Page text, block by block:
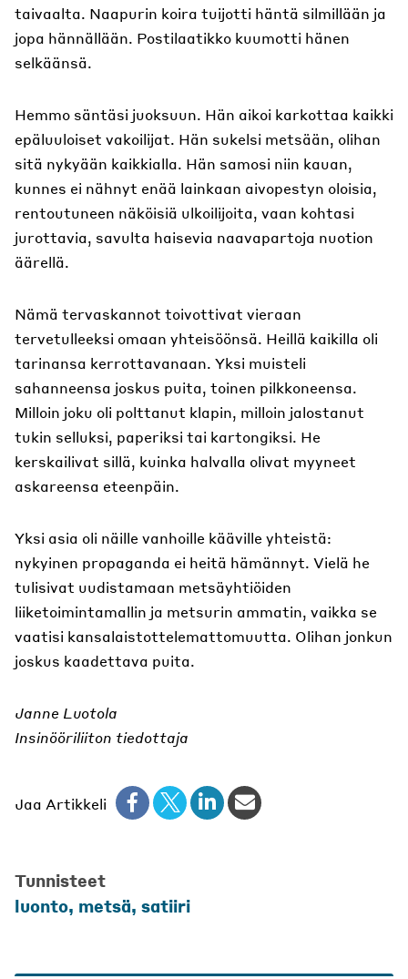
taivaalta. Naapurin koira tuijotti häntä silmillään ja
jopa hännällään. Postilaatikko kuumotti hänen
selkäänsä.
Hemmo säntäsi juoksuun. Hän aikoi karkottaa kaikki
epäluuloiset vakoilijat. Hän sukelsi metsään, olihan
sitä nykyään kaikkialla. Hän samosi niin kauan,
kunnes ei nähnyt enää lainkaan aivopestyn oloisia,
rentoutuneen näköisiä ulkoilijoita, vaan kohtasi
jurottavia, savulta haisevia naavapartoja nuotion
äärellä.
Nämä tervaskannot toivottivat vieraan
tervetulleeksi omaan yhteisöönsä. Heillä kaikilla oli
tarinansa kerrottavanaan. Yksi muisteli
sahanneensa joskus puita, toinen pilkkoneensa.
Milloin joku oli polttanut klapin, milloin jalostanut
tukin selluksi, paperiksi tai kartongiksi. He
kerskailivat sillä, kuinka halvalla olivat myyneet
askareensa eteenpäin.
Yksi asia oli näille vanhoille kääville yhteistä:
nykyinen propaganda ei heitä hämännyt. Vielä he
tulisivat uudistamaan metsäyhtiöiden
liiketoimintamallin ja metsurin ammatin, vaikka se
vaatisi kansalaistottelemattomuutta. Olihan jonkun
joskus kaadettava puita.
Janne Luotola
Insinööriliiton tiedottaja
Jaa Artikkeli
Tunnisteet
luonto, metsä, satiiri